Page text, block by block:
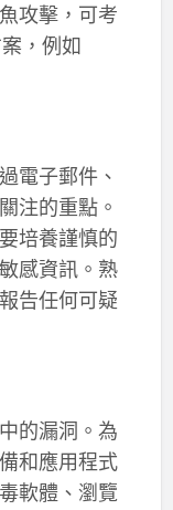
攻擊，可考
，例如
電子郵件、
注的重點。
培養謹慎的
感資訊。熟
告任何可疑
的漏洞。為
和應用程式
軟體、瀏覽